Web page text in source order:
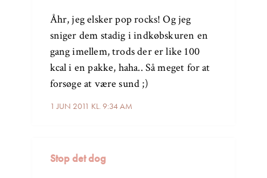
1 JUN 2011 KL. 9:34 AM
Åhr, jeg elsker pop rocks! Og jeg
sniger dem stadig i indkøbskuren en
gang imellem, trods der er like 100
kcal i en pakke, haha.. Så meget for at
forsøge at være sund ;)
Stop det dog